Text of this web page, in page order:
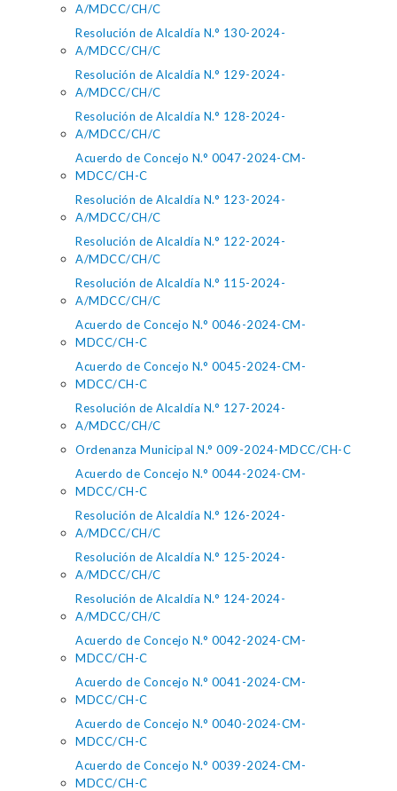
A/MDCC/CH/C
Resolución de Alcaldía N.° 130-2024-
A/MDCC/CH/C
Resolución de Alcaldía N.° 129-2024-
A/MDCC/CH/C
Resolución de Alcaldía N.° 128-2024-
A/MDCC/CH/C
Acuerdo de Concejo N.° 0047-2024-CM-
MDCC/CH-C
Resolución de Alcaldía N.° 123-2024-
A/MDCC/CH/C
Resolución de Alcaldía N.° 122-2024-
A/MDCC/CH/C
Resolución de Alcaldía N.° 115-2024-
A/MDCC/CH/C
Acuerdo de Concejo N.° 0046-2024-CM-
MDCC/CH-C
Acuerdo de Concejo N.° 0045-2024-CM-
MDCC/CH-C
Resolución de Alcaldía N.° 127-2024-
A/MDCC/CH/C
Ordenanza Municipal N.° 009-2024-MDCC/CH-C
Acuerdo de Concejo N.° 0044-2024-CM-
MDCC/CH-C
Resolución de Alcaldía N.° 126-2024-
A/MDCC/CH/C
Resolución de Alcaldía N.° 125-2024-
A/MDCC/CH/C
Resolución de Alcaldía N.° 124-2024-
A/MDCC/CH/C
Acuerdo de Concejo N.° 0042-2024-CM-
MDCC/CH-C
Acuerdo de Concejo N.° 0041-2024-CM-
MDCC/CH-C
Acuerdo de Concejo N.° 0040-2024-CM-
MDCC/CH-C
Acuerdo de Concejo N.° 0039-2024-CM-
MDCC/CH-C